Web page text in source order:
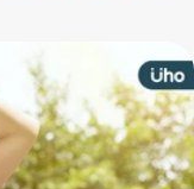
中醫角度來看，這與
來，而是「吃太少」瘦